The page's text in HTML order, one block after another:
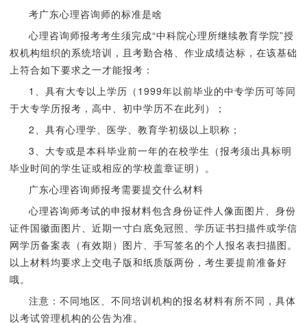
考广东心理咨询师的标准是啥
心理咨询师报考考生须完成“中科院心理所继续教育学院”授
权机构组织的系统培训，且考勤合格、作业成绩达标，在该基础
上符合如下要求之一才能报考：
1、具有大专以上学历（1999年以前毕业的中专学历可等同
于大专学历报考，高中、初中学历不在此列）；
2、具有心理学、医学、教育学初级以上职称；
3、大专或是本科毕业前一年的在校学生（报考须出具标明
毕业时间的学生证或相应的学校盖章证明）。
广东心理咨询师报考需要提交什么材料
心理咨询师考试的申报材料包含身份证件人像面图片、身份
证件国徽面图片、近期一寸白底免冠照、学历证书扫描件或学信
网学历备案表（有效期）图片、手写签名的个人报名表扫描图。
以上材料均要求上交电子版和纸质版两份，考生要提前准备好
哦。
注意：不同地区、不同培训机构的报名材料有所不同，具体
以考试管理机构的公告为准。